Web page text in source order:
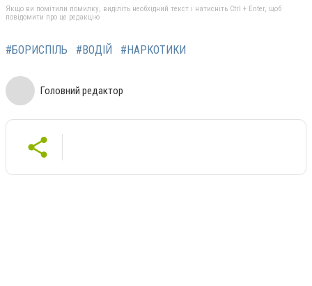
Якщо ви помітили помилку, виділіть необхідний текст і натисніть Ctrl + Enter, щоб
повідомити про це редакцію
#БОРИСПІЛЬ #ВОДІЙ #НАРКОТИКИ
Головний редактор